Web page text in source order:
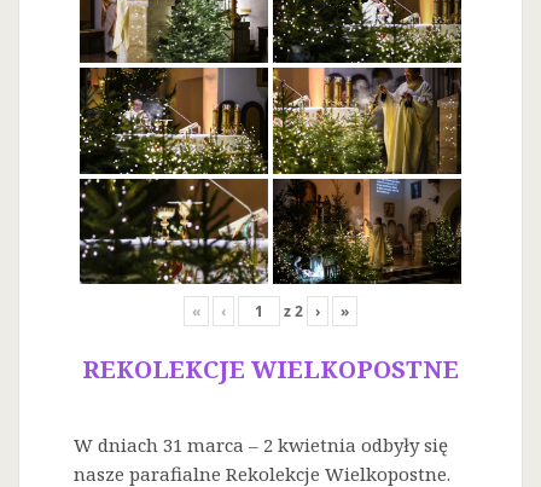
« ‹ z2 › »
REKOLEKCJE WIELKOPOSTNE
W dniach 31 marca – 2 kwietnia odbyły się
nasze parafialne Rekolekcje Wielkopostne.